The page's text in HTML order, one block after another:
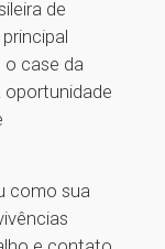
de
o case da
oportunidade
como sua